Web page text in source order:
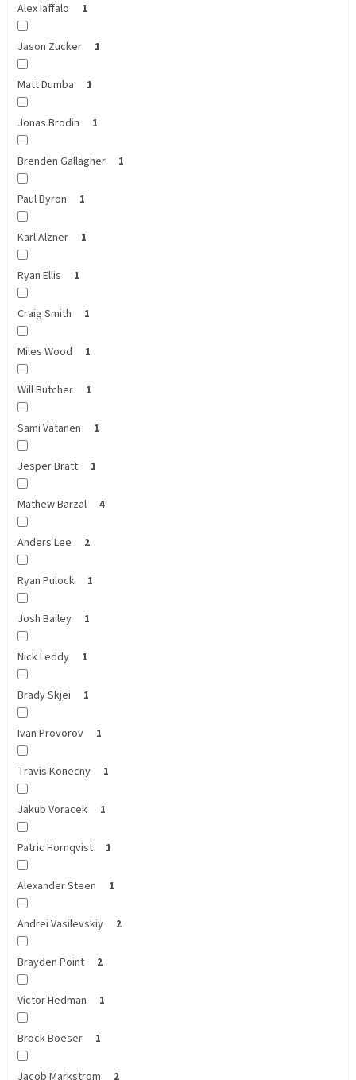
Alex Iaffalo 1
Jason Zucker 1
Matt Dumba 1
Jonas Brodin 1
Brenden Gallagher 1
Paul Byron 1
Karl Alzner 1
Ryan Ellis 1
Craig Smith 1
Miles Wood 1
Will Butcher 1
Sami Vatanen 1
Jesper Bratt 1
Mathew Barzal 4
Anders Lee 2
Ryan Pulock 1
Josh Bailey 1
Nick Leddy 1
Brady Skjei 1
Ivan Provorov 1
Travis Konecny 1
Jakub Voracek 1
Patric Hornqvist 1
Alexander Steen 1
Andrei Vasilevskiy 2
Brayden Point 2
Victor Hedman 1
Brock Boeser 1
2